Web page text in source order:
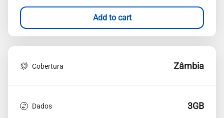
Add to cart
Cobertura Zâmbia
Dados 3GB